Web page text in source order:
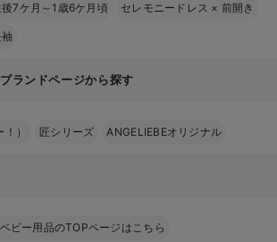
7ケ月～1歳6ケ月頃 セレモニードレス × 前開き
ランドページから探す
） 匠シリーズ ANGELIEBEオリジナル
ビー用品のTOPページはこちら